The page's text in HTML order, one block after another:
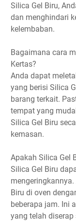
Silica Gel Biru,
dan menghindari
kelembaban.
Bagaimana cara
Kertas?
Anda dapat
yang berisi Silica
barang terkait.
tempat yang
Silica Gel Biru
kemasan.
Apakah Silica Gel
Silica Gel Biru
Biru di oven
beberapa jam. Ini
yang telah